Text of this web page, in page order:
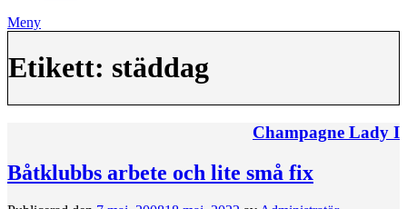
Meny
Etikett: städdag
Champagne Lady I
Båtklubbs arbete och lite små fix